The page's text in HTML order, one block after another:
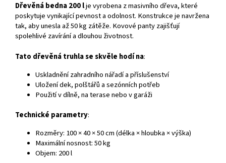
Dřevěná bedna 200 lje vyrobena z masivního dřeva, které
poskytuje vynikající pevnost a odolnost. Konstrukce je navržena
tak, aby unesla až 50 kg zátěže. Kovové panty zajišťují
spolehlivé zavírání a dlouhou životnost.
Tato dřevěná truhla se skvěle hodí na:
Uskladnění zahradního nářadí a příslušenství
Uložení dek, polštářů a sezónních potřeb
Použití v dílně, na terase nebo v garáži
Technické parametry:
Rozměry: 100 × 40 × 50 cm (délka × hloubka × výška)
Maximální nosnost: 50 kg
Objem: 200 l